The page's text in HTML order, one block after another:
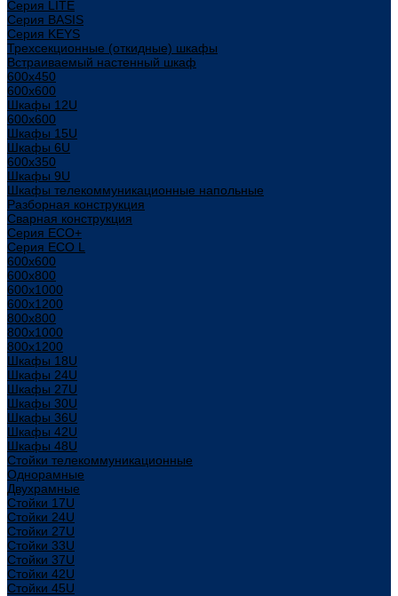
Cерия LITE
Cерия BASIS
Cерия KEYS
Трехсекционные (откидные) шкафы
Встраиваемый настенный шкаф
600x450
600x600
Шкафы 12U
600x600
Шкафы 15U
Шкафы 6U
600x350
Шкафы 9U
Шкафы телекоммуникационные напольные
Разборная конструкция
Сварная конструкция
Серия ECO+
Серия ECO L
600x600
600x800
600х1000
600х1200
800x800
800х1000
800х1200
Шкафы 18U
Шкафы 24U
Шкафы 27U
Шкафы 30U
Шкафы 36U
Шкафы 42U
Шкафы 48U
Стойки телекоммуникационные
Однорамные
Двухрамные
Стойки 17U
Стойки 24U
Стойки 27U
Стойки 33U
Стойки 37U
Стойки 42U
Стойки 45U